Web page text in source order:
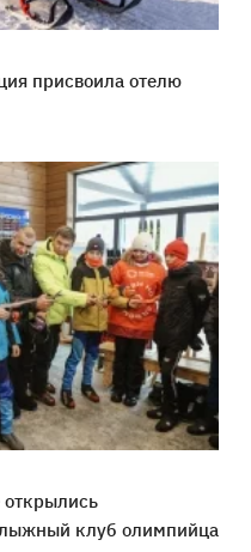
присвоила отелю
клуб олимпийца